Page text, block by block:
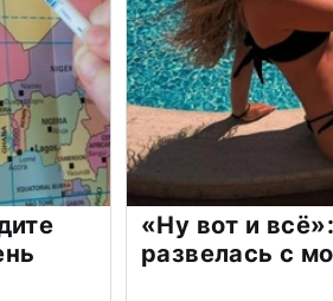
«Ну вот и
развелась с